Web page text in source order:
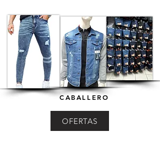
CABALLERO
OFERTAS